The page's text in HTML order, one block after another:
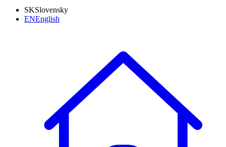
SKSlovensky
ENEnglish